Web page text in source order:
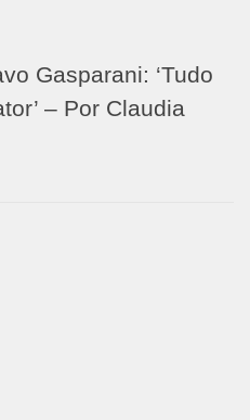
Gasparani: ‘Tudo
– Por Claudia